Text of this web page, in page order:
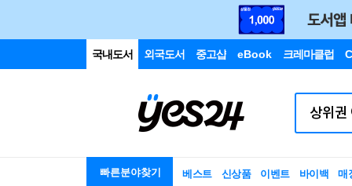
국내도서 외국도서 중고샵 eBook 크레마클럽
빠른분야찾기 베스트 신상품 이벤트 바이백 매